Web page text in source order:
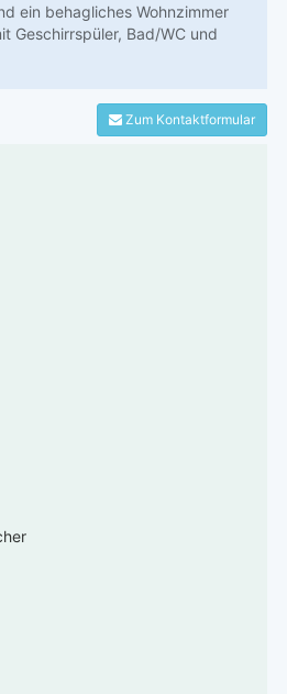
ein behagliches Wohnzimmer
Geschirrspüler, Bad/WC und
Zum Kontaktformular